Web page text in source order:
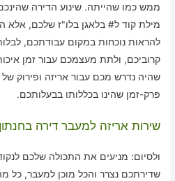
ממש כמו שהייתה. שינוע הדירה
מילת קוד ל# בלאגן בלו"ז שלכם, אלא
להראות נוכחות במקום עבודתכם,
קרוביכם, ולתת מעצמכם עבור זמן
שהיה נדרש מכם עבור אריזה ופירוק של
פרק-זמן שהינו בכללותו בבעלותכם.
שירות אריזה למעבר דירה בחנתון
ולסיום: מניעים את התכולה שלכם
שדירתכם נצרר והכל מוכן למעבר, כל